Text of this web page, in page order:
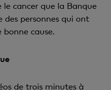
le cancer que la Banque
des personnes qui ont
cause.
de trois minutes à